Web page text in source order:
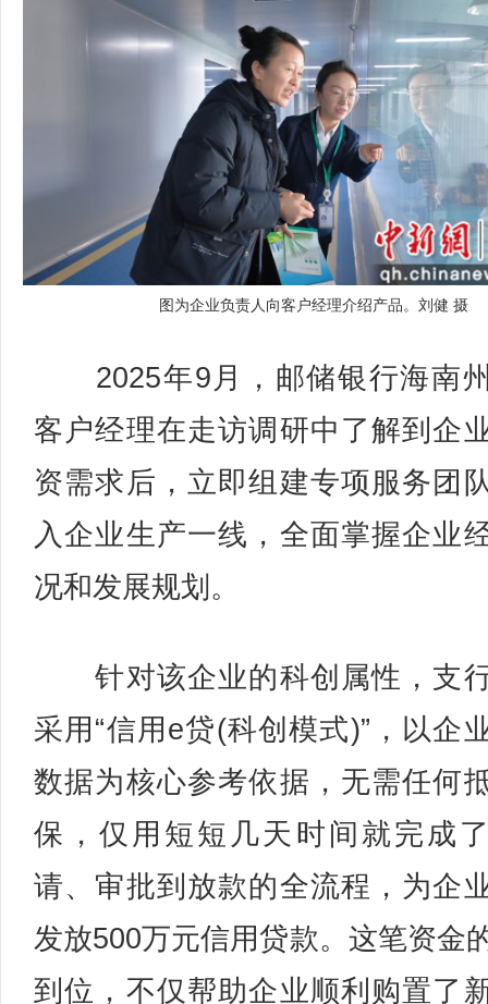
图为企业负责人向客户经理介绍产品。刘健 摄
2025年9月，邮储银行海南
客户经理在走访调研中了解到企
资需求后，立即组建专项服务团
入企业生产一线，全面掌握企业
况和发展规划。
针对该企业的科创属性，支
采用“信用e贷(科创模式)”，以企
数据为核心参考依据，无需任何
保，仅用短短几天时间就完成
请、审批到放款的全流程，为企
发放500万元信用贷款。这笔资金
到位，不仅帮助企业顺利购置了